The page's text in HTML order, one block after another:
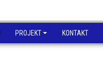
PROJEKT KONTAKT